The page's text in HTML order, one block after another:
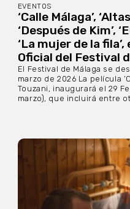
EVENTOS
‘Calle Málaga’,
‘Después de Kim’,
‘La mujer de la
Oficial del Festival
El Festival de Málaga se
marzo de 2026 La película
Touzani, inaugurará el 29
marzo), que incluirá entre